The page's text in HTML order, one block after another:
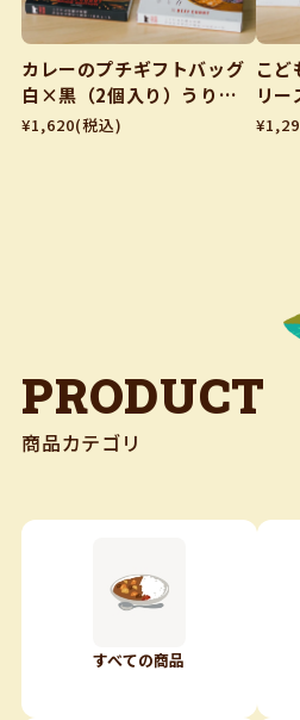
カレーのプチギフトバッグ
白×黒（2個入り）うりゃ
ー！The BEEF セット 黒
¥1,620(税込)
こど
リ
（3
PRODUCT
商品カテゴリ
すべての商品